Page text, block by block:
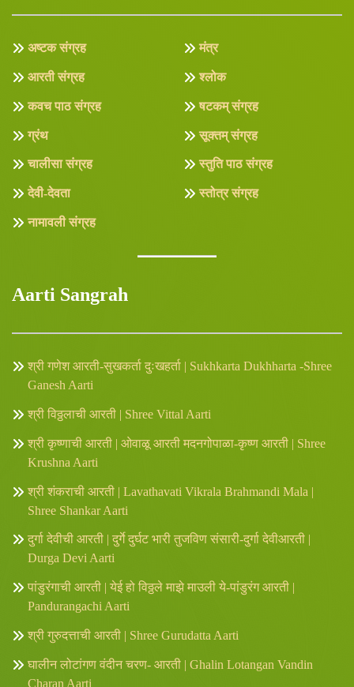
अष्टक संग्रह
आरती संग्रह
कवच पाठ संग्रह
ग्रंथ
चालीसा संग्रह
देवी-देवता
नामावली संग्रह
मंत्र
श्लोक
षटकम् संग्रह
सूक्तम् संग्रह
स्तुति पाठ संग्रह
स्तोत्र संग्रह
Aarti Sangrah
श्री गणेश आरती-सुखकर्ता दुःखहर्ता | Sukhkarta Dukhharta -Shree
Ganesh Aarti
श्री विठ्ठलाची आरती | Shree Vittal Aarti
श्री कृष्णाची आरती | ओवाळू आरती मदनगोपाळा-कृष्ण आरती | Shree
Krushna Aarti
श्री शंकराची आरती | Lavathavati Vikrala Brahmandi Mala |
Shree Shankar Aarti
दुर्गा देवीची आरती | दुर्गे दुर्घट भारी तुजविण संसारी-दुर्गा देवीआरती |
Durga Devi Aarti
पांडुरंगाची आरती | येई हो विठ्ठले माझे माउली ये-पांडुरंग आरती |
Pandurangachi Aarti
श्री गुरुदत्ताची आरती | Shree Gurudatta Aarti
घालीन लोटांगण वंदीन चरण- आरती | Ghalin Lotangan Vandin
Charan Aarti